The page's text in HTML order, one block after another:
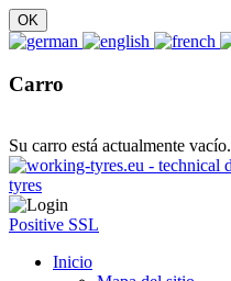
Carro
Su carro está actualmente vacío.
Positive SSL
Inicio